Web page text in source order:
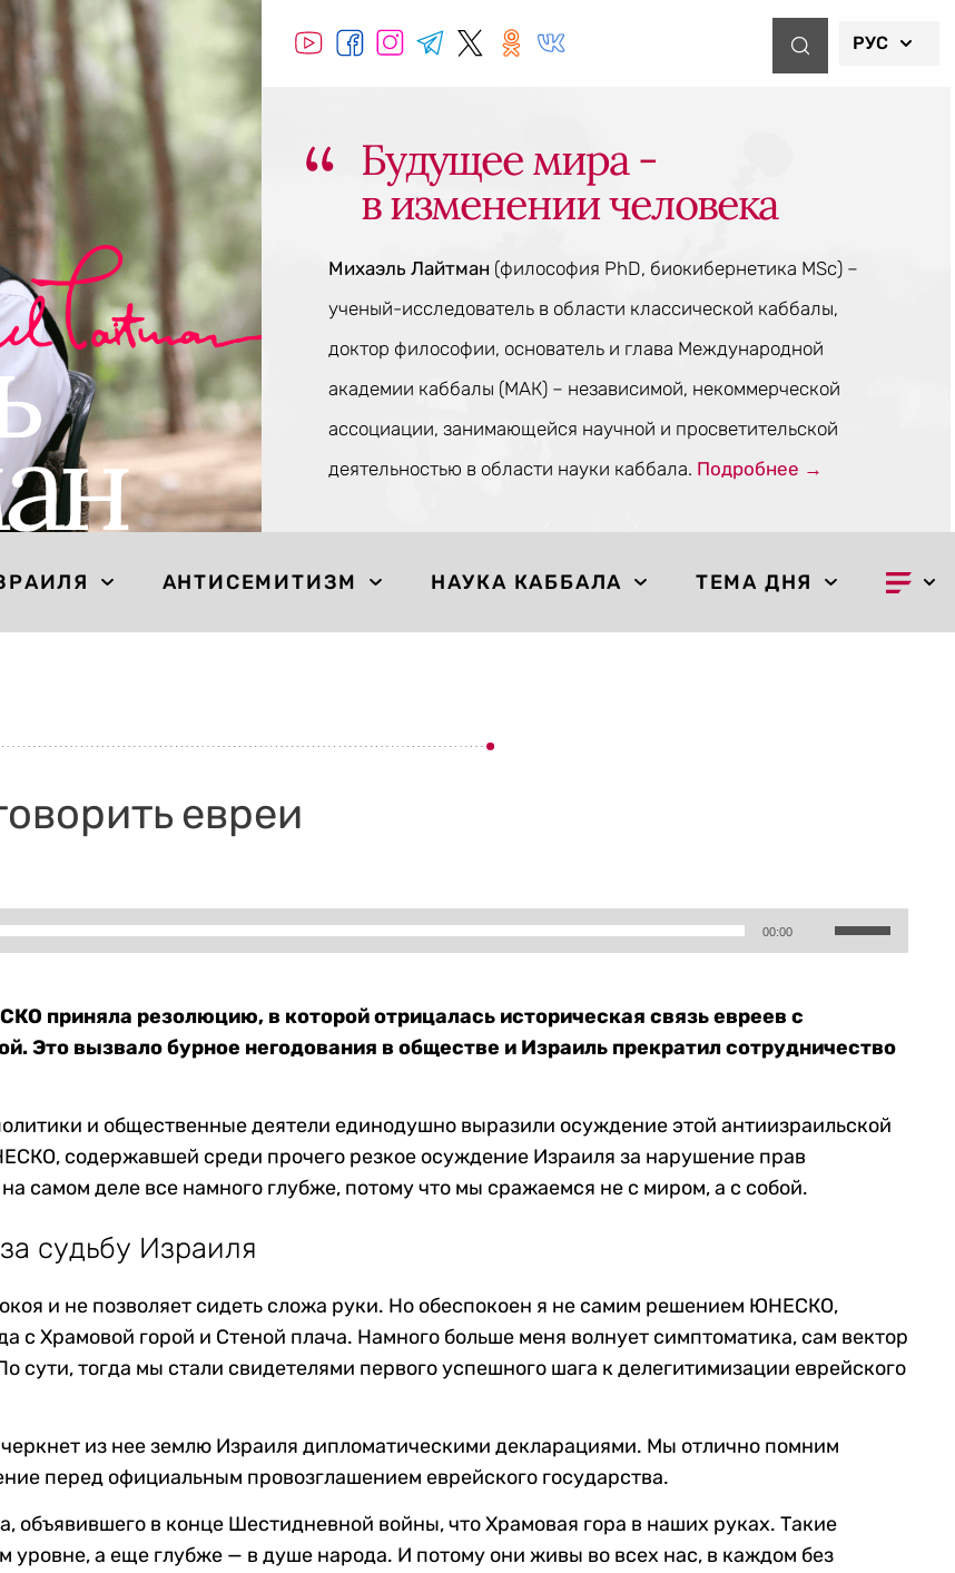
РУС
Будущее мира -
в изменении человека
Михаэль Лайтман (философия PhD, биокибернетика MSc) –
ученый-исследователь в области классической каббалы,
доктор философии, основатель и глава Международной
академии каббалы (МАК) – независимой, некоммерческой
ассоциации, занимающейся научной и просветительской
деятельностью в области науки каббала. Подробнее →
АНТИСЕМИТИЗМ НАУКА КАББАЛА ТЕМА ДНЯ
евреи
00:00
Используйте
клавиши
чтобы
приняла резолюцию, в которой отрицалась историческая связь евреев с
Это вызвало бурное негодования в обществе и Израиль прекратил сотрудничество
и общественные деятели единодушно выразили осуждение этой антиизраильской
содержавшей среди прочего резкое осуждение Израиля за нарушение прав
самом деле все намного глубже, потому что мы сражаемся не с миром, а с собой.
судьбу Израиля
и не позволяет сидеть сложа руки. Но обеспокоен я не самим решением ЮНЕСКО,
Храмовой горой и Стеной плача. Намного больше меня волнует симптоматика, сам вектор
сути, тогда мы стали свидетелями первого успешного шага к делегитимизации еврейского
из нее землю Израиля дипломатическими декларациями. Мы отлично помним
перед официальным провозглашением еврейского государства.
в конце Шестидневной войны, что Храмовая гора в наших руках. Такие
уровне, а еще глубже — в душе народа. И потому они живы во всех нас, в каждом без